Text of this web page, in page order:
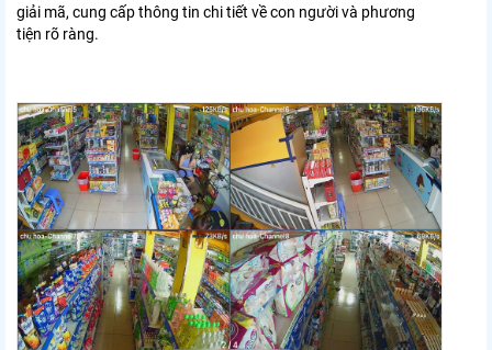
giải mã, cung cấp thông tin chi tiết về con người và phương
tiện rõ ràng.